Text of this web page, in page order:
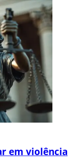
em violência